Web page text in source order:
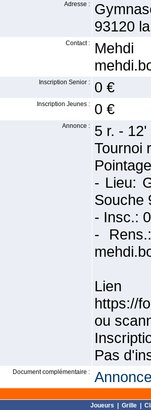
Adresse :
93120
Contact :
Inscription Senior : 0 €
Inscription Jeunes : 0 €
Annonce :
5 r. -
Tournoi
- Lieu:
Souche
- Insc.:
-
https://
ou
Pas
Document complémentaire :
Joueurs Grille|